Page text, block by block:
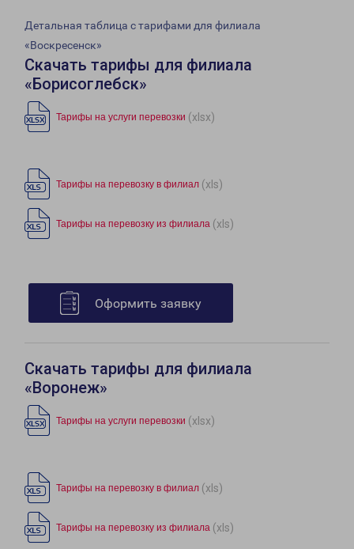
Детальная таблица с тарифами для филиала
«Воскресенск»
Скачать тарифы для филиала
«Борисоглебск»
Тарифы на услуги перевозки (xlsx)
Тарифы на перевозку в филиал (xls)
Тарифы на перевозку из филиала (xls)
Оформить заявку
Скачать тарифы для филиала
«Воронеж»
Тарифы на услуги перевозки (xlsx)
Тарифы на перевозку в филиал (xls)
Тарифы на перевозку из филиала (xls)